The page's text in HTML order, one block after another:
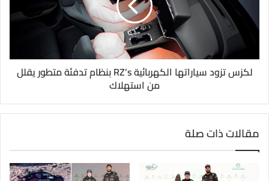
لكزس تزود سياراتها الكهربائية RZ’s بنظام تدفئة متطور يقلل
من استهلاك
مقالات ذات صلة